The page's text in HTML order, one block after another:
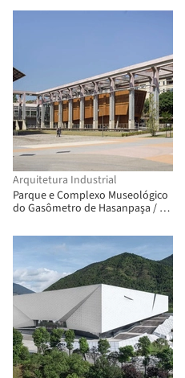
Arquitetura Industrial
Parque e Complexo Museológico
do Gasômetro de Hasanpaşa / DS
+ ITÜ